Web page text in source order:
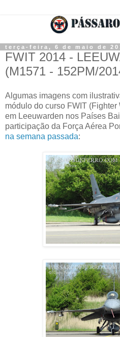
terça-feira, 6 de maio de
FWIT 2014 -
(M1571 - 152PM/
Algumas imagens com
módulo do curso FWIT
em Leeuwarden nos Países
participação da Força Aérea
na semana passada: